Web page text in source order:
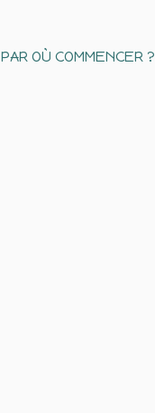
PAR OÙ COMMENCER ?